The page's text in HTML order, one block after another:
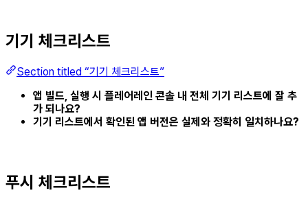
기기 체크리스트
Section titled “기기 체크리스트”
앱 빌드, 실행 시 플레어레인 콘솔 내 전체 기기 리스트에 잘 추
가 되나요?
기기 리스트에서 확인된 앱 버전은 실제와 정확히 일치하나요?
푸시 체크리스트